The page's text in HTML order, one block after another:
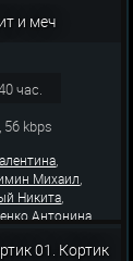
,Агапова
и меч
час.
56 kbps
,
Михаил,
Никита,
Антонина
Иван,
01. Кортик